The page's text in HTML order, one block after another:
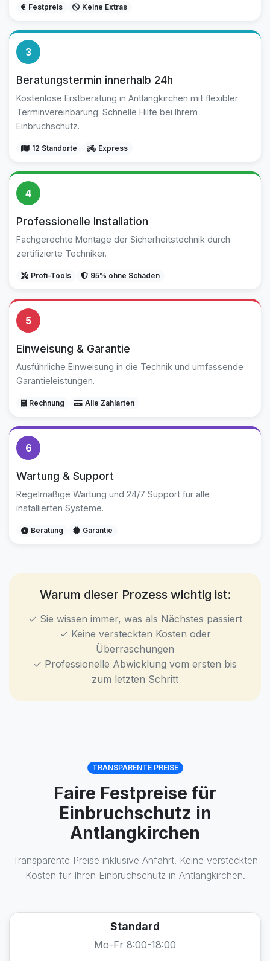
Festpreis Keine Extras
3
Beratungstermin innerhalb 24h
Kostenlose Erstberatung in Antlangkirchen mit flexibler
Terminvereinbarung. Schnelle Hilfe bei Ihrem
Einbruchschutz.
12 Standorte Express
4
Professionelle Installation
Fachgerechte Montage der Sicherheitstechnik durch
zertifizierte Techniker.
Profi-Tools 95% ohne Schäden
5
Einweisung & Garantie
Ausführliche Einweisung in die Technik und umfassende
Garantieleistungen.
Rechnung Alle Zahlarten
6
Wartung & Support
Regelmäßige Wartung und 24/7 Support für alle
installierten Systeme.
Beratung Garantie
Warum dieser Prozess wichtig ist:
✓ Sie wissen immer, was als Nächstes passiert
✓ Keine versteckten Kosten oder
Überraschungen
✓ Professionelle Abwicklung vom ersten bis
zum letzten Schritt
TRANSPARENTE PREISE
Faire Festpreise für
Einbruchschutz in
Antlangkirchen
Transparente Preise inklusive Anfahrt. Keine versteckten
Kosten für Ihren Einbruchschutz in Antlangkirchen.
Standard
Mo-Fr 8:00-18:00